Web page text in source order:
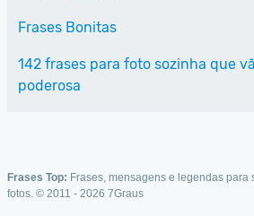
Frases Bonitas
142 frases para foto sozinha que
poderosa
Frases Top: Frases, mensagens e legendas para
fotos. © 2011 - 2026 7Graus